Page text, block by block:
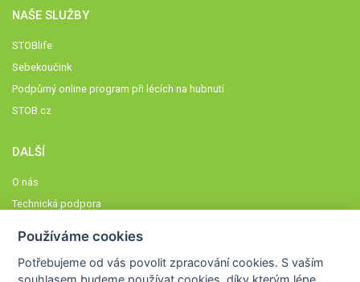
NAŠE SLUŽBY
STOBlife
Sebekoučink
Podpůrný online program při lécích na hubnutí
STOB.cz
DALŠÍ
O nás
Technická podpora
Členové STOBklubu
Používáme cookies
Potřebujeme od vás povolit zpracování cookies. S vaším
souhlasem budeme používat cookies, díky kterým lépe